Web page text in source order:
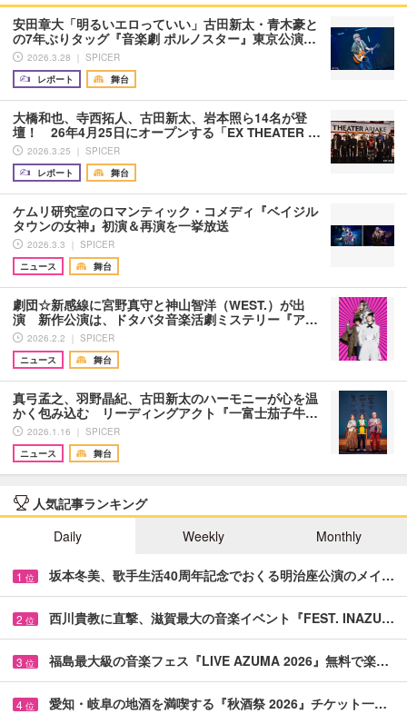
安田章大「明るいエロっていい」古田新太・青木豪と
の7年ぶりタッグ『音楽劇 ポルノスター』東京公演…
2026.3.28 ｜ SPICER
レポート
舞台
大橋和也、寺西拓人、古田新太、岩本照ら14名が登
壇！ 26年4月25日にオープンする「EX THEATER …
2026.3.25 ｜ SPICER
レポート
舞台
ケムリ研究室のロマンティック・コメディ『ベイジル
タウンの女神』初演＆再演を一挙放送
2026.3.3 ｜ SPICER
ニュース
舞台
劇団☆新感線に宮野真守と神山智洋（WEST.）が出
演 新作公演は、ドタバタ音楽活劇ミステリー『ア…
2026.2.2 ｜ SPICER
ニュース
舞台
真弓孟之、羽野晶紀、古田新太のハーモニーが心を温
かく包み込む リーディングアクト『一富士茄子牛…
2026.1.16 ｜ SPICER
ニュース
舞台
人気記事ランキング
Daily
Weekly Monthly
1 位 坂本冬美、歌手生活40周年記念でおくる明治座公演のメイ…
2 位 西川貴教に直撃、滋賀最大の音楽イベント『FEST. INAZU…
3 位 福島最大級の音楽フェス『LIVE AZUMA 2026』無料で楽…
4 位 愛知・岐阜の地酒を満喫する『秋酒祭 2026』チケット一…